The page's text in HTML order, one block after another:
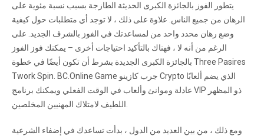
يتطور الفوز بالجائزة الكبرى الحديثة الطازجة بسبب نسبة مئوية على
الرهان من جميع الناس. علاوة على ذلك ، لا توجد أي متطلبات حول كيفية
وضع رهان محدد واحد من لمساعدتك في الفوز بالشرف الجديد. على
الرغم من أنه لا ، فهناك بالتأكيد احتياجات أخرى – يمكنك فوز الفوز
بالجائزة الكبرى الجديدة بشرط أن تكون أيضًا في خطوة Three Pasires
Twork Spin. BC.Online Game جرب كازينو Crypto الذي يضم ألعابًا
عادلة وموانئ وألعاب في الوقت الفعلي ويمكنك برنامج VIP ذو المظهر
ومع ذلك ، من بين العديد من الدول ، بدأت تساعدك في إضفاء الشرعية